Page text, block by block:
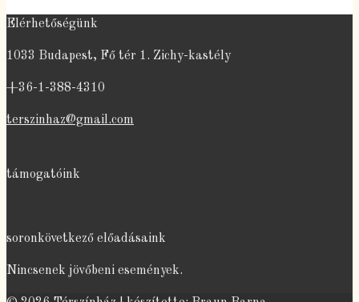
Elérhetőségünk
1033 Budapest, Fő tér 1. Zichy-kastély
+36-1-388-4310
terszinhaz@gmail.com
támogatóink
soronkövetkező előadásaink
Nincsenek jövőbeni események.